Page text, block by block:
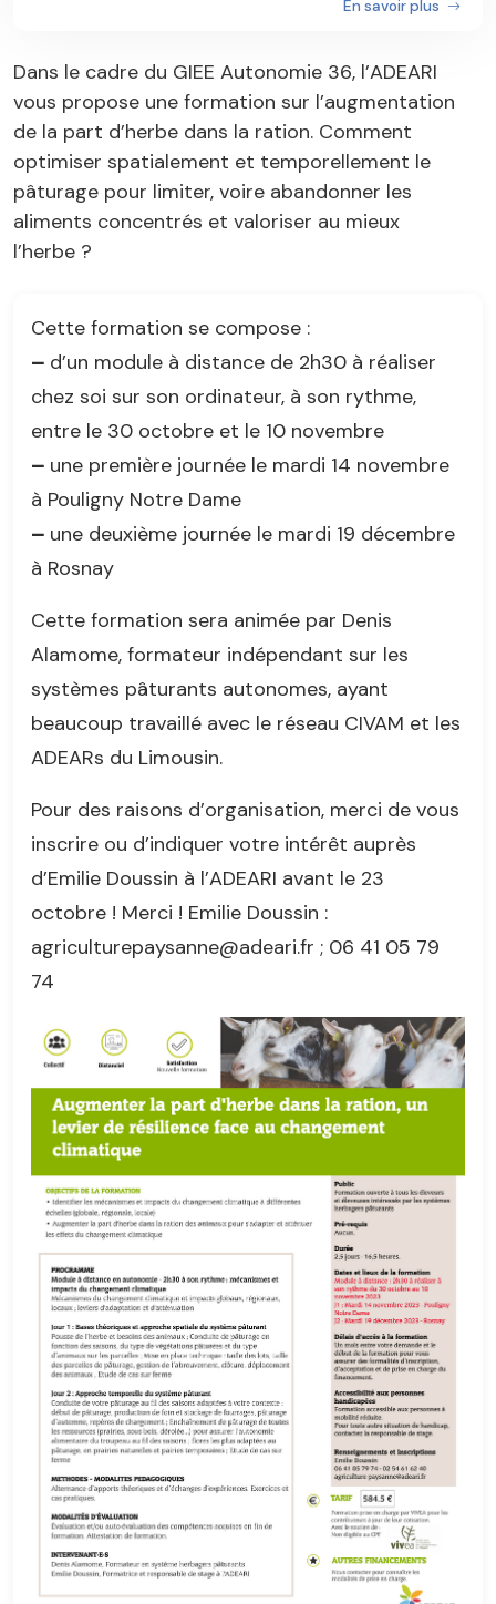
En savoir plus
Dans le cadre du GIEE Autonomie 36, l’ADEARI
vous propose une formation sur l’augmentation
de la part d’herbe dans la ration. Comment
optimiser spatialement et temporellement le
pâturage pour limiter, voire abandonner les
aliments concentrés et valoriser au mieux
l’herbe ?
Cette formation se compose :
– d’un module à distance de 2h30 à réaliser
chez soi sur son ordinateur, à son rythme,
entre le 30 octobre et le 10 novembre
– une première journée le mardi 14 novembre
à Pouligny Notre Dame
– une deuxième journée le mardi 19 décembre
à Rosnay
Cette formation sera animée par Denis
Alamome, formateur indépendant sur les
systèmes pâturants autonomes, ayant
beaucoup travaillé avec le réseau CIVAM et les
ADEARs du Limousin.
Pour des raisons d’organisation, merci de vous
inscrire ou d’indiquer votre intérêt auprès
d’Emilie Doussin à l’ADEARI avant le 23
octobre ! Merci ! Emilie Doussin :
agriculturepaysanne@adeari.fr ; 06 41 05 79
74